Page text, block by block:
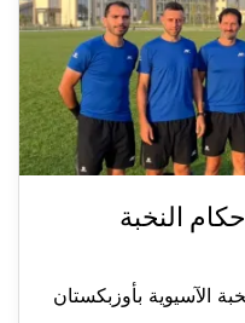
النخبة
الآسيوية بأوزبكستان